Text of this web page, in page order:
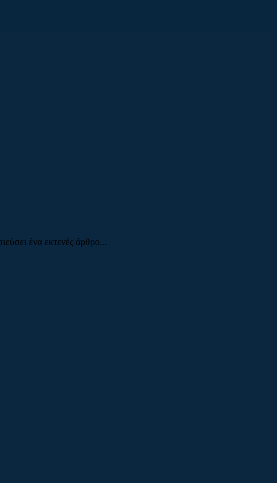
ένα εκτενές άρθρο...